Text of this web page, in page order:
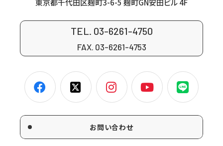
東京都千代田区麹町3-6-5 麹町GN安田ビル 4F
TEL. 03-6261-4750
FAX. 03-6261-4753
お問い合わせ